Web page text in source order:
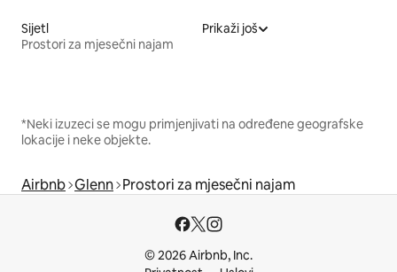
Sijetl
Prostori za mjesečni najam
Prikaži još
*Neki izuzeci se mogu primjenjivati na određene geografske
lokacije i neke objekte.
Airbnb Glenn Prostori za mjesečni najam
© 2026 Airbnb, Inc.